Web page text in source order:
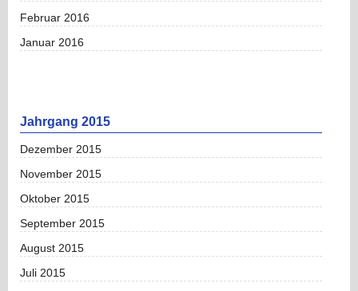
Februar 2016
Januar 2016
Jahrgang 2015
Dezember 2015
November 2015
Oktober 2015
September 2015
August 2015
Juli 2015